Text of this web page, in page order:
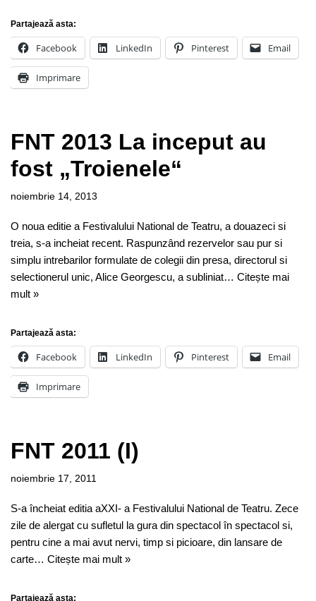
Partajează asta:
Facebook LinkedIn Pinterest Email
Imprimare
FNT 2013 La inceput au
fost „Troienele“
noiembrie 14, 2013
O noua editie a Festivalului National de Teatru, a douazeci si
treia, s-a incheiat recent. Raspunzând rezervelor sau pur si
simplu intrebarilor formulate de colegii din presa, directorul si
selectionerul unic, Alice Georgescu, a subliniat… Citește mai
mult »
Partajează asta:
Facebook LinkedIn Pinterest Email
Imprimare
FNT 2011 (I)
noiembrie 17, 2011
S-a încheiat editia aXXI- a Festivalului National de Teatru. Zece
zile de alergat cu sufletul la gura din spectacol în spectacol si,
pentru cine a mai avut nervi, timp si picioare, din lansare de
carte… Citește mai mult »
Partajează asta: